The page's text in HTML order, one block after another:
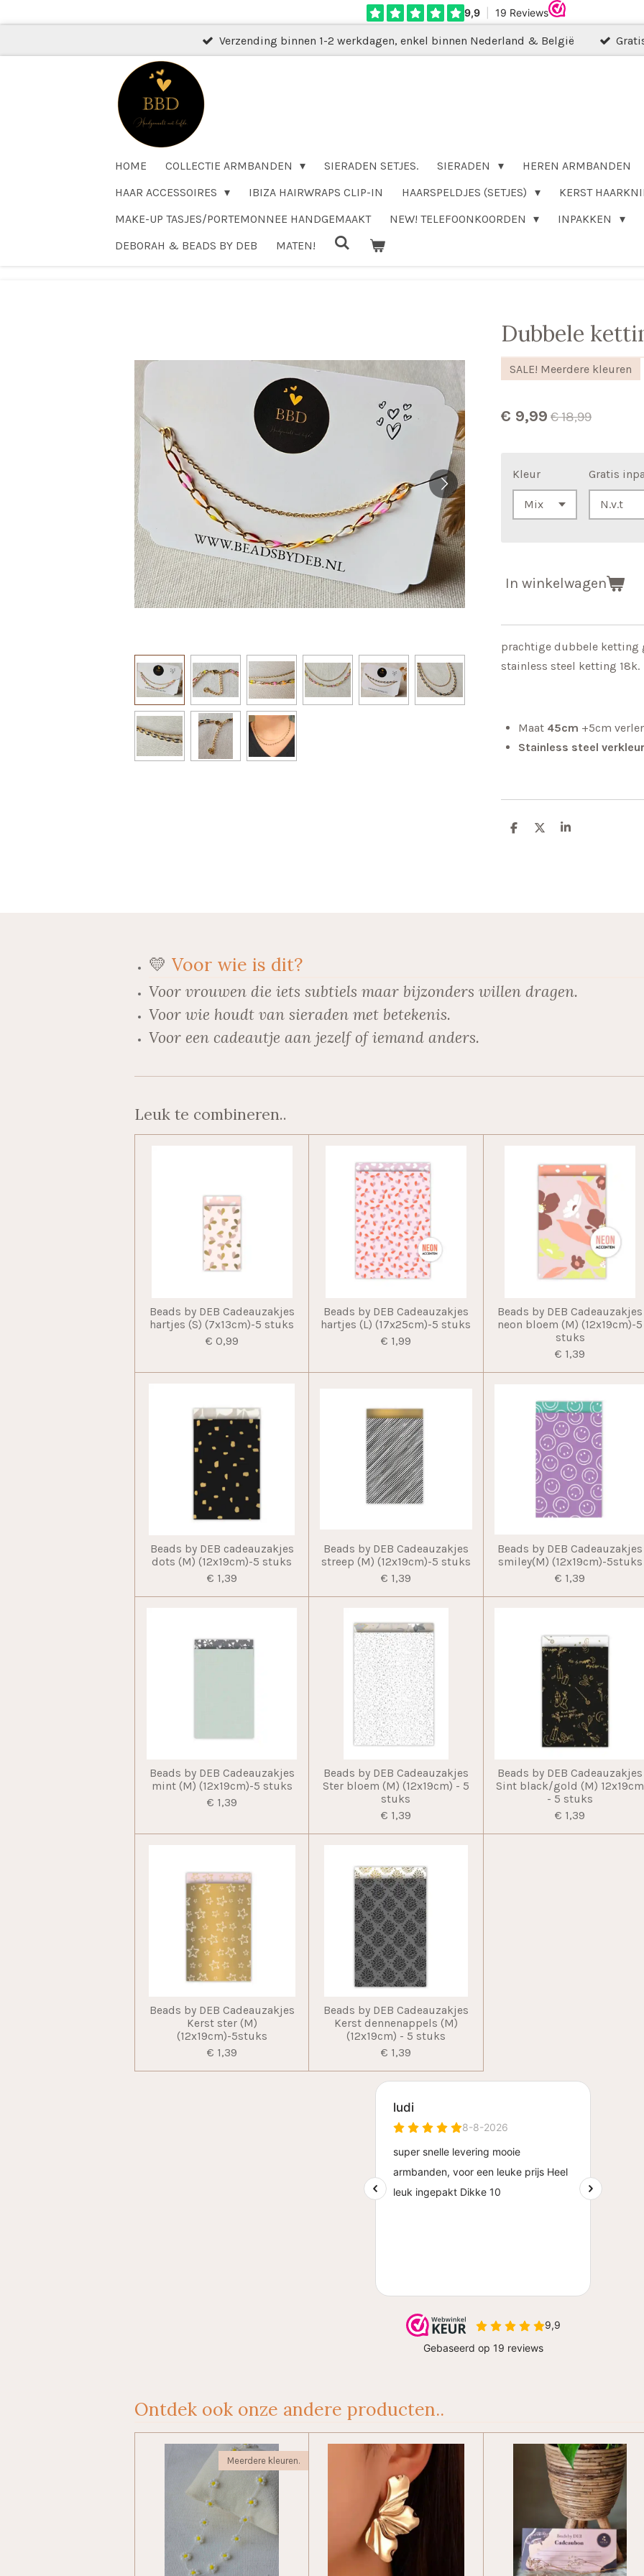
naar
Verzending binnen 1-2 werkdagen, enkel binnen Nederland & België
HOME COLLECTIE ARMBANDEN SIERADEN SETJES. SIERADEN
HEREN ARMBANDEN
HAAR ACCESSOIRES
IBIZA HAIRWRAPS CLIP-IN HAARSPELDJES (SETJES)
KERST
MAKE-UP TASJES/PORTEMONNEE HANDGEMAAKT
NEW! TELEFOONKOORDEN INPAKKEN
DEBORAH & BEADS BY DEB
MATEN!
Dubbele
SALE! Meerdere kleuren
€ 9,99 € 18,99
Kleur Gratis
In winkelwagen
prachtige dubbele ketting
stainless steel ketting 18k.
Maat 45cm +5cm
Stainless steel
D
D
S
💛 Voor wie is dit?
Voor vrouwen die iets subtiels maar bijzonders willen dragen.
Voor wie houdt van sieraden met betekenis.
Voor een cadeautje aan jezelf of iemand anders.
Leuk te combineren..
Beads by DEB Cadeauzakjes
hartjes (S) (7x13cm)-5 stuks
€ 0,99
Beads by DEB Cadeauzakjes
hartjes (L) (17x25cm)-5 stuks
€ 1,99
Beads by DEB Cadeauzakjes
neon bloem (M) (12x19cm)-5
stuks
€ 1,39
Beads by DEB cadeauzakjes
dots (M) (12x19cm)-5 stuks
€ 1,39
Beads by DEB Cadeauzakjes
streep (M) (12x19cm)-5 stuks
€ 1,39
Beads by DEB Cadeauzakjes
smiley(M) (12x19cm)-5stuks
€ 1,39
Beads by DEB Cadeauzakjes
mint (M) (12x19cm)-5 stuks
€ 1,39
Beads by DEB Cadeauzakjes
Ster bloem (M) (12x19cm) - 5
stuks
€ 1,39
Beads by DEB Cadeauzakjes
Sint black/gold (M) 12x19cm
- 5 stuks
€ 1,39
Beads by DEB Cadeauzakjes
Kerst ster (M)
(12x19cm)-5stuks
€ 1,39
Beads by DEB Cadeauzakjes
Kerst dennenappels (M)
(12x19cm) - 5 stuks
€ 1,39
Ontdek ook onze andere producten..
Meerdere kleuren.